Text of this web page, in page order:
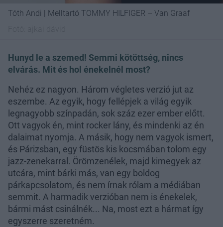
Tóth Andi | Melltartó TOMMY HILFIGER – Van Graaf
Hunyd le a szemed! Semmi kötöttség, nincs
elvárás. Mit és hol énekelnél most?
Nehéz ez nagyon. Három végletes verzió jut az
eszembe. Az egyik, hogy fellépjek a világ egyik
legnagyobb színpadán, sok száz ezer ember előtt.
Ott vagyok én, mint rocker lány, és mindenki az én
dalaimat nyomja. A másik, hogy nem vagyok ismert,
és Párizsban, egy füstös kis kocsmában tolom egy
jazz-zenekarral. Örömzenélek, majd kimegyek az
utcára, mint bárki más, van egy boldog
párkapcsolatom, és nem írnak rólam a médiában
semmit. A harmadik verzióban nem is énekelek,
bármi mást csinálnék... Na, most ezt a hármat így
egyszerre szeretném.